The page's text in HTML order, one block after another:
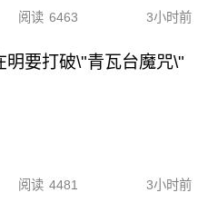
阅读 6463 3小时前
要打破\"青瓦台魔咒\"
阅读 4481 3小时前